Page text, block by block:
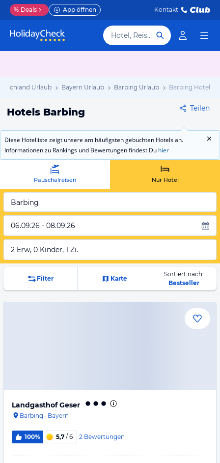
% Deals App öffnen Kontakt
Hotel, Reiseziel
Urlaub Bayern Urlaub Barbing Urlaub Barbing Hotels
Hotels Barbing Teilen
Diese Hotelliste zeigt unsere am häufigsten gebuchten Hotels an.
Informationen zu Rankings und Bewertungen findest Du hier
Pauschalreisen Nur Hotel
Barbing
06.09.26 - 08.09.26
2 Erw, 0 Kinder, 1 Zi.
Filter Karte
Sortiert nach:
Bestseller
Landgasthof Geser
Barbing · Bayern
100% 5,7 / 6 2 Bewertungen